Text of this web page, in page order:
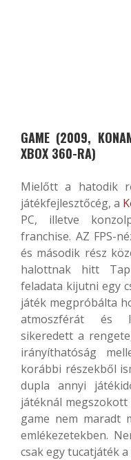
GAME (2009,
XBOX 360-RA)
Mielőtt a hatodik
játékfejlesztőcég, a
PC, illetve
franchise. AZ FPS-
és második rész
halottnak hitt
feladata kijutni egy
játék megpróbálta
atmoszférát és
sikeredett a
irányíthatóság
korábbi részekből
dupla annyi
játéknál megszokott
game nem maradt
emlékezetekben.
csak egy tucatjáték